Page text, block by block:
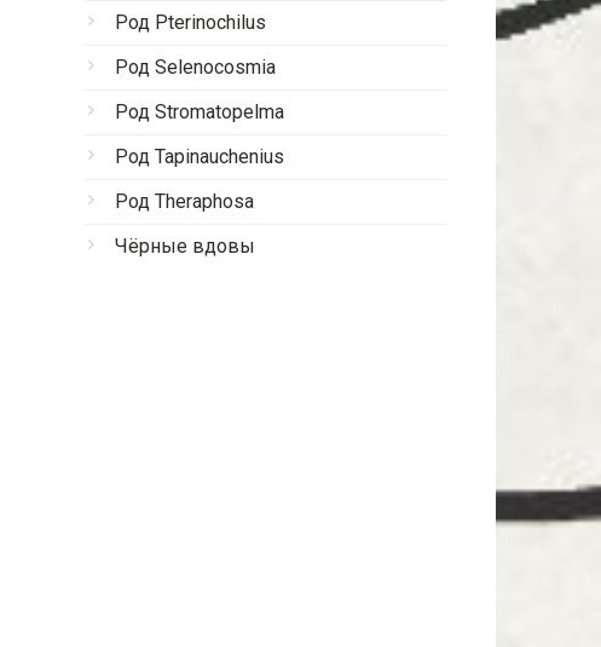
Род Pterinochilus
Род Selenocosmia
Род Stromatopelma
Род Tapinauchenius
Род Theraphosa
Чёрные вдовы